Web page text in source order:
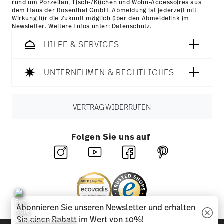
rund um Porzellan, Tisch-/Küchen und Wohn-Accessoires aus
dem Haus der Rosenthal GmbH. Abmeldung ist jederzeit mit
Wirkung für die Zukunft möglich über den Abmeldelink im
Newsletter. Weitere Infos unter: Datenschutz.
HILFE & SERVICES
UNTERNEHMEN & RECHTLICHES
VERTRAG WIDERRUFEN
Folgen Sie uns auf
Abonnieren Sie unseren Newsletter und erhalten
Sie einen Rabatt im Wert von 10%!